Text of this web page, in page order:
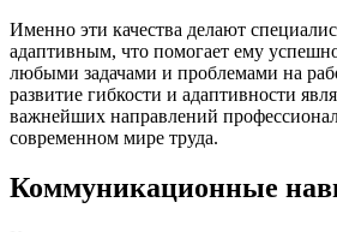
Именно эти качества делают
адаптивным, что помогает ему
любыми задачами и проблемами на
развитие гибкости и адаптивности
важнейших направлений
современном мире труда.
Коммуникационные